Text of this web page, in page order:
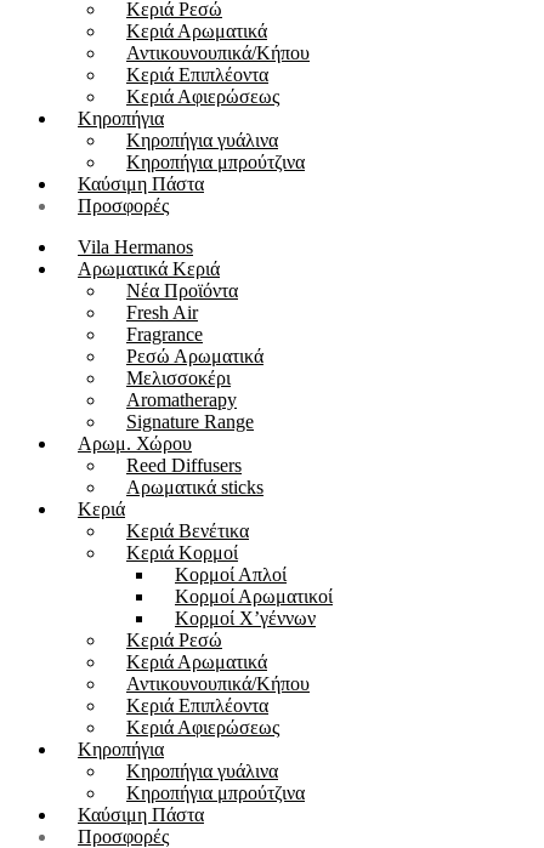
Kεριά Ρεσώ
Κεριά Αρωματικά
Αντικουνουπικά/Κήπου
Kεριά Επιπλέοντα
Κεριά Αφιερώσεως
Κηροπήγια
Κηροπήγια γυάλινα
Κηροπήγια μπρούτζινα
Καύσιμη Πάστα
Προσφορές
Vila Hermanos
Αρωματικά Κεριά
Νέα Προϊόντα
Fresh Air
Fragrance
Ρεσώ Αρωματικά
Μελισσοκέρι
Aromatherapy
Signature Range
Αρωμ. Χώρου
Reed Diffusers
Αρωματικά sticks
Κεριά
Kεριά Βενέτικα
Kεριά Κορμοί
Κορμοί Απλοί
Κορμοί Αρωματικοί
Κορμοί Χ’γέννων
Kεριά Ρεσώ
Κεριά Αρωματικά
Αντικουνουπικά/Κήπου
Kεριά Επιπλέοντα
Κεριά Αφιερώσεως
Κηροπήγια
Κηροπήγια γυάλινα
Κηροπήγια μπρούτζινα
Καύσιμη Πάστα
Προσφορές